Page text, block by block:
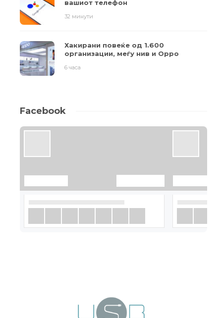
вашиот телефон
32 минути
Хакирани повеќе од 1.600
организации, меѓу нив и Oppo
6 часа
Facebook